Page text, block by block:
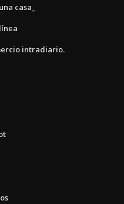
casa_
intradiario.